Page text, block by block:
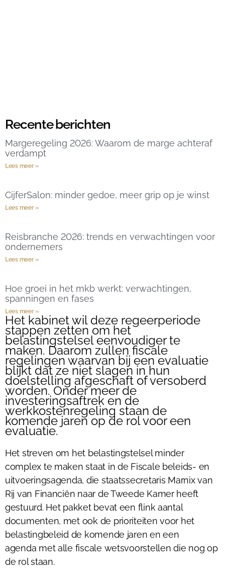
Recente berichten
Margeregeling 2026: Waarom de marge achteraf
verdampt
Lees meer »
CijferSalon: minder gedoe, meer grip op je winst
Lees meer »
Reisbranche 2026: trends en verwachtingen voor
ondernemers
Lees meer »
Hoe groei in het mkb werkt: verwachtingen,
spanningen en fases
Lees meer »
Het kabinet wil deze regeerperiode
stappen zetten om het
belastingstelsel eenvoudiger te
maken. Daarom zullen fiscale
regelingen waarvan bij een evaluatie
blijkt dat ze niet slagen in hun
doelstelling afgeschaft of versoberd
worden. Onder meer de
investeringsaftrek en de
werkkostenregeling staan de
komende jaren op de rol voor een
evaluatie.
Het streven om het belastingstelsel minder
complex te maken staat in de Fiscale beleids- en
uitvoeringsagenda, die staatssecretaris Marnix van
Rij van Financiën naar de Tweede Kamer heeft
gestuurd. Het pakket bevat een flink aantal
documenten, met ook de prioriteiten voor het
belastingbeleid de komende jaren en een
agenda met alle fiscale wetsvoorstellen die nog op
de rol staan.